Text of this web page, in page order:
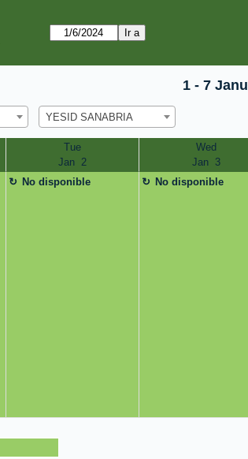
1 - 7
YESID SANABRIA
Tue
Jan  2
Wed
Jan  3
No disponible No disponible